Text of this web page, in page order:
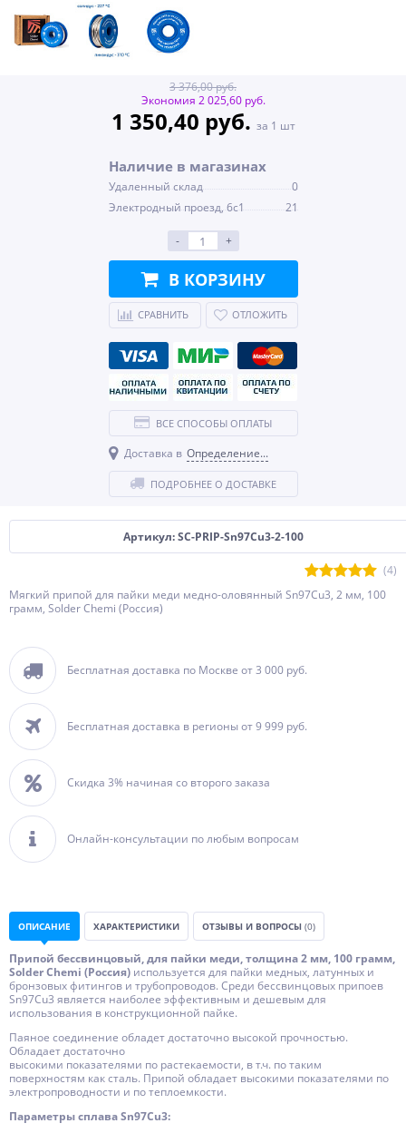
Артикул: SC-PRIP-Sn97Cu3-2-100
(4)
Мягкий припой для пайки меди медно-оловянный Sn97Cu3, 2 мм, 100
грамм, Solder Chemi (Россия)
Бесплатная доставка по Москве от 3 000 руб.
Бесплатная доставка в регионы от 9 999 руб.
Скидка 3% начиная со второго заказа
Онлайн-консультации по любым вопросам
3 376,00 руб.
Экономия 2 025,60 руб.
1 350,40 руб. за 1 шт
Наличие в магазинах
Удаленный склад
0
Электродный проезд, 6с1
21
- +
В КОРЗИНУ
СРАВНИТЬ ОТЛОЖИТЬ
ВСЕ СПОСОБЫ ОПЛАТЫ
Доставка в Определение...
ПОДРОБНЕЕ О ДОСТАВКЕ
ОПИСАНИЕ ХАРАКТЕРИСТИКИ ОТЗЫВЫ И ВОПРОСЫ (0)
Припой бессвинцовый, для пайки меди, толщина 2 мм, 100 грамм,
Solder Chemi (Россия) используется для пайки медных, латунных и
бронзовых фитингов и трубопроводов. Среди бессвинцовых припоев
Sn97Cu3 является наиболее эффективным и дешевым для
использования в конструкционной пайке.
Паяное соединение обладет достаточно высокой прочностью.
Обладает достаточно
высокими показателями по растекаемости, в т.ч. по таким
поверхностям как сталь. Припой обладает высокими показателями по
электропроводности и по теплоемкости.
Параметры сплава Sn97Cu3: